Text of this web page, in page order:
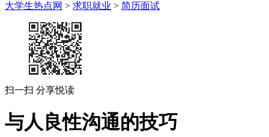
大学生热点网 > 求职就业 > 简历面试
扫一扫 分享悦读
与人良性沟通的技巧